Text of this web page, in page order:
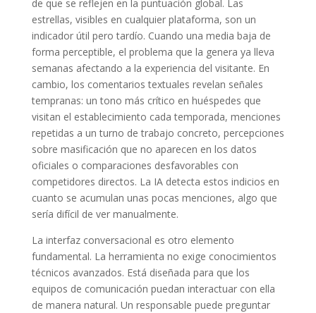
de que se reflejen en la puntuación global. Las
estrellas, visibles en cualquier plataforma, son un
indicador útil pero tardío. Cuando una media baja de
forma perceptible, el problema que la genera ya lleva
semanas afectando a la experiencia del visitante. En
cambio, los comentarios textuales revelan señales
tempranas: un tono más crítico en huéspedes que
visitan el establecimiento cada temporada, menciones
repetidas a un turno de trabajo concreto, percepciones
sobre masificación que no aparecen en los datos
oficiales o comparaciones desfavorables con
competidores directos. La IA detecta estos indicios en
cuanto se acumulan unas pocas menciones, algo que
sería difícil de ver manualmente.
La interfaz conversacional es otro elemento
fundamental. La herramienta no exige conocimientos
técnicos avanzados. Está diseñada para que los
equipos de comunicación puedan interactuar con ella
de manera natural. Un responsable puede preguntar